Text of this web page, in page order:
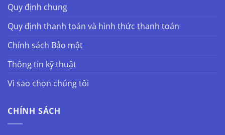
Quy định chung
Quy định thanh toán và hình thức thanh toán
Chính sách Bảo mật
Thông tin kỹ thuật
Vì sao chọn chúng tôi
CHÍNH SÁCH